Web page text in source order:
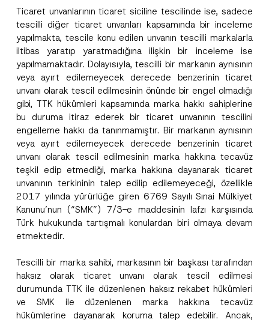
Ticaret unvanlarının ticaret siciline tescilinde ise, sadece
tescilli diğer ticaret unvanları kapsamında bir inceleme
yapılmakta, tescile konu edilen unvanın tescilli markalarla
iltibas yaratıp yaratmadığına ilişkin bir inceleme ise
yapılmamaktadır. Dolayısıyla, tescilli bir markanın aynısının
veya ayırt edilemeyecek derecede benzerinin ticaret
unvanı olarak tescil edilmesinin önünde bir engel olmadığı
gibi, TTK hükümleri kapsamında marka hakkı sahiplerine
bu duruma itiraz ederek bir ticaret unvanının tescilini
engelleme hakkı da tanınmamıştır. Bir markanın aynısının
veya ayırt edilemeyecek derecede benzerinin ticaret
unvanı olarak tescil edilmesinin marka hakkına tecavüz
teşkil edip etmediği, marka hakkına dayanarak ticaret
unvanının terkininin talep edilip edilemeyeceği, özellikle
2017 yılında yürürlüğe giren 6769 Sayılı Sınai Mülkiyet
Kanunu’nun (“SMK”) 7/3-e maddesinin lafzı karşısında
Türk hukukunda tartışmalı konulardan biri olmaya devam
etmektedir.
Tescilli bir marka sahibi, markasının bir başkası tarafından
haksız olarak ticaret unvanı olarak tescil edilmesi
durumunda TTK ile düzenlenen haksız rekabet hükümleri
ve SMK ile düzenlenen marka hakkına tecavüz
hükümlerine dayanarak koruma talep edebilir. Ancak,